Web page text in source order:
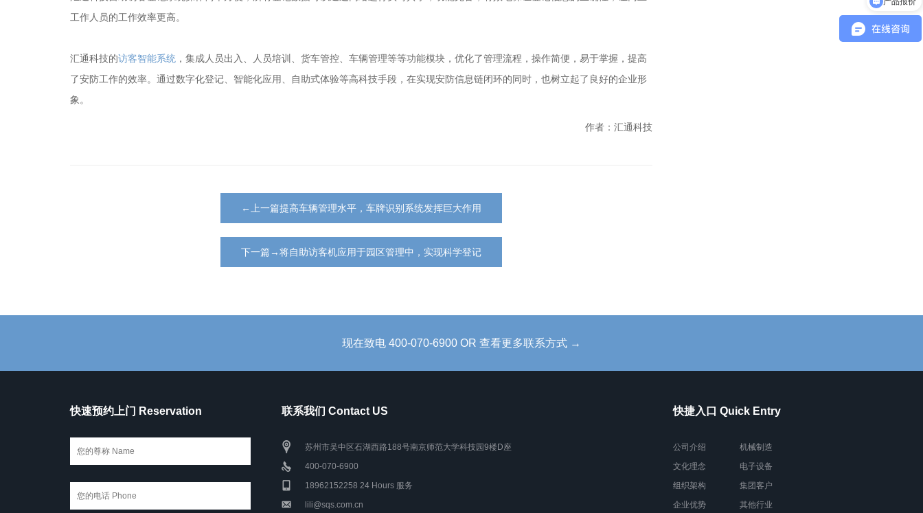
工作人员的工作效率更高。
汇通科技的访客智能系统 ，集成人员出入、人员培训、货车管控、车辆管理等等功能模块，优化了管理流程，操作简便，易于掌握，提高
了安防工作的效率。通过数字化登记、智能化应用、自助式体验等高科技手段，在实现安防信息链闭环的同时，也树立起了良好的企业形
象。
作者：汇通科技
←上一篇提高车辆管理水平，车牌识别系统发挥巨大作用
下一篇→将自助访客机应用于园区管理中，实现科学登记
现在致电 400-070-6900 OR 查看更多联系方式 →
快速预约上门 Reservation 联系我们 Contact US
苏州市吴中区石湖西路188号南京师范大学科技园9楼D座
400-070-6900
18962152258 24 Hours 服务
lili@sqs.com.cn
快捷入口 Quick Entry
公司介绍
文化理念
组织架构
企业优势
机械制造
电子设备
集团客户
其他行业